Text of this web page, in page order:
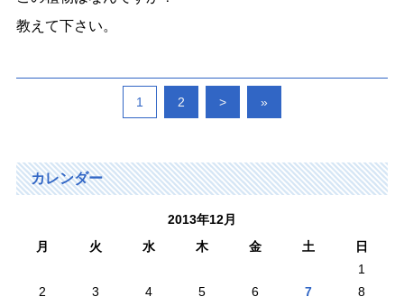
教えて下さい。
1 2 > »
カレンダー
2013年12月
月
火 水 木 金 土
日
1
2
3 4 5 6 7
8